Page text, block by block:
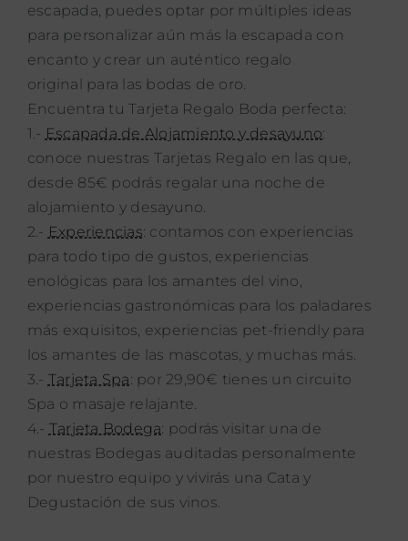
escapada, puedes optar por múltiples ideas
para personalizar aún más la escapada con
encanto y crear un auténtico regalo
original para las bodas de oro.
Encuentra tu Tarjeta Regalo Boda perfecta:
1.- Escapada de Alojamiento y desayuno:
conoce nuestras Tarjetas Regalo en las que,
desde 85€ podrás regalar una noche de
alojamiento y desayuno.
2.- Experiencias: contamos con experiencias
para todo tipo de gustos, experiencias
enológicas para los amantes del vino,
experiencias gastronómicas para los paladares
más exquisitos, experiencias pet-friendly para
los amantes de las mascotas, y muchas más.
3.- Tarjeta Spa: por 29,90€ tienes un circuito
Spa o masaje relajante.
4.- Tarjeta Bodega: podrás visitar una de
nuestras Bodegas auditadas personalmente
por nuestro equipo y vivirás una Cata y
Degustación de sus vinos.